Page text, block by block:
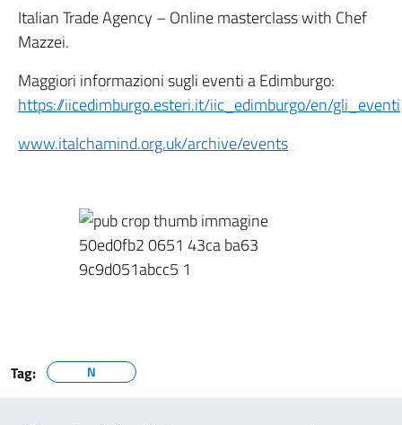
Italian Trade Agency – Online masterclass with Chef
Mazzei.
Maggiori informazioni sugli eventi a Edimburgo:
https://iicedimburgo.esteri.it/iic_edimburgo/en/gli_eventi
www.italchamind.org.uk/archive/events
Tag: N